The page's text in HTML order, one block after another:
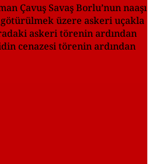
Çavuş Savaş Borlu’nun naaşı
üzere askeri uçakla
askeri törenin ardından
cenazesi törenin ardından